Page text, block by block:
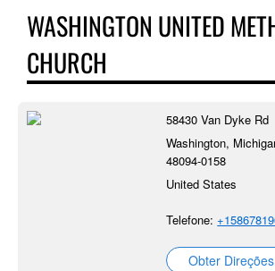
WASHINGTON UNITED
CHURCH
58430 Van Dyke Rd
Washington,
48094-0158
United States
Telefone:
Obter Direções